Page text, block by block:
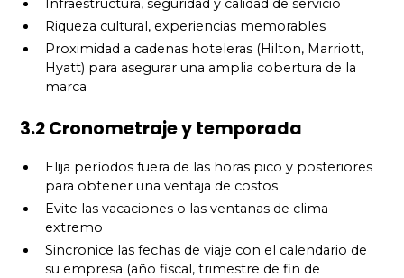
Infraestructura, seguridad y calidad de servicio
Riqueza cultural, experiencias memorables
Proximidad a cadenas hoteleras (Hilton, Marriott,
Hyatt) para asegurar una amplia cobertura de la
marca
3.2 Cronometraje y temporada
Elija períodos fuera de las horas pico y posteriores
para obtener una ventaja de costos
Evite las vacaciones o las ventanas de clima
extremo
Sincronice las fechas de viaje con el calendario de
su empresa (año fiscal, trimestre de fin de